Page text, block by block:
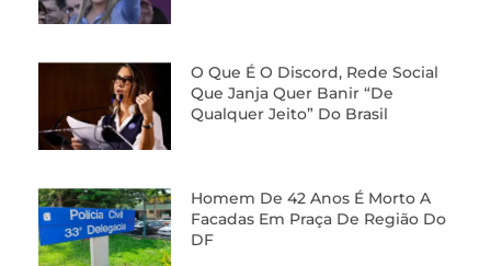
O Que É O Discord, Rede Social
Que Janja Quer Banir “de
Qualquer Jeito” Do Brasil
Homem De 42 Anos É Morto A
Facadas Em Praça De Região Do
DF